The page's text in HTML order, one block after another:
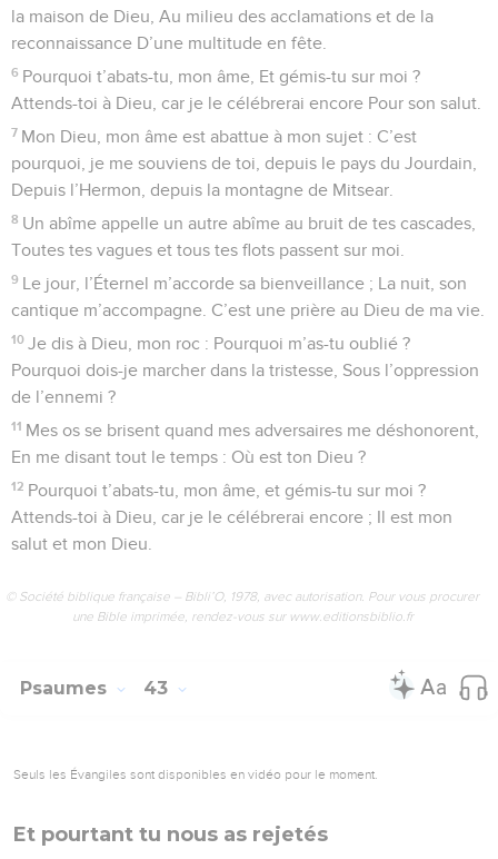
la maison de Dieu, Au milieu des acclamations et de la
reconnaissance D’une multitude en fête.
6 Pourquoi t’abats-tu, mon âme, Et gémis-tu sur moi ?
Attends-toi à Dieu, car je le célébrerai encore Pour son salut.
7 Mon Dieu, mon âme est abattue à mon sujet : C’est
pourquoi, je me souviens de toi, depuis le pays du Jourdain,
Depuis l’Hermon, depuis la montagne de Mitsear.
8 Un abîme appelle un autre abîme au bruit de tes cascades,
Toutes tes vagues et tous tes flots passent sur moi.
9 Le jour, l’Éternel m’accorde sa bienveillance ; La nuit, son
cantique m’accompagne. C’est une prière au Dieu de ma vie.
10 Je dis à Dieu, mon roc : Pourquoi m’as-tu oublié ?
Pourquoi dois-je marcher dans la tristesse, Sous l’oppression
de l’ennemi ?
11 Mes os se brisent quand mes adversaires me déshonorent,
En me disant tout le temps : Où est ton Dieu ?
12 Pourquoi t’abats-tu, mon âme, et gémis-tu sur moi ?
Attends-toi à Dieu, car je le célébrerai encore ; Il est mon
salut et mon Dieu.
© Société biblique française – Bibli’O, 1978, avec autorisation. Pour vous procurer
une Bible imprimée, rendez-vous sur www.editionsbiblio.fr
Psaumes 43
Seuls les Évangiles sont disponibles en vidéo pour le moment.
Et pourtant tu nous as rejetés